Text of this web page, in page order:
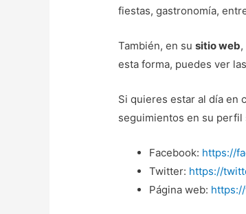
fiestas, gastronomía,
También, en susitio web
esta forma, puedes ver
Si quieres estar al día en
seguimientos en su
Facebook: https://
Twitter: https://
Página web: